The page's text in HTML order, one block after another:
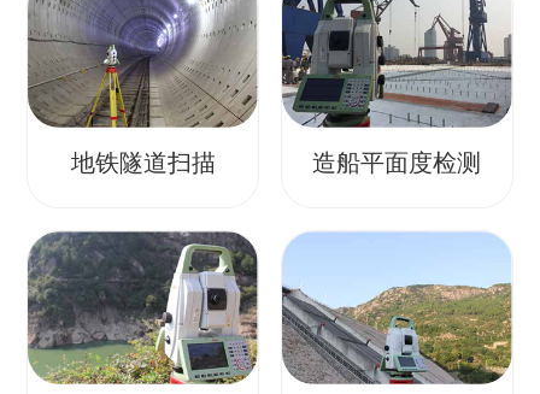
地铁隧道扫描 造船平面度检测